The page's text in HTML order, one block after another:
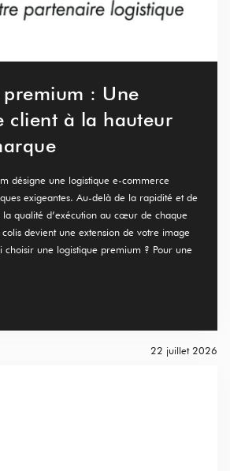
premium : Une
client à la hauteur
désigne une logistique e-commerce
exigeantes. Au-delà de la rapidité et de
qualité d’exécution au cœur de chaque
devient une extension de votre image
choisir une logistique premium ? Pour une
22 juillet 2026